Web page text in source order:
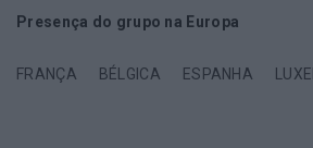
Presença do grupo na Europa
FRANÇA BÉLGICA ESPANHA